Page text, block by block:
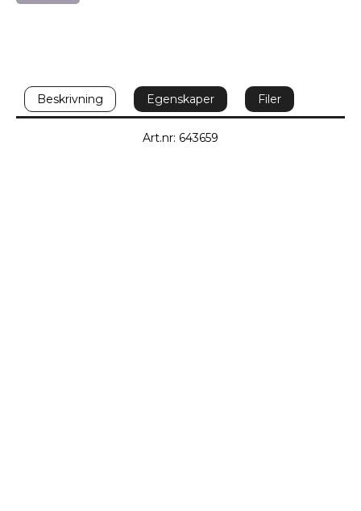
Beskrivning Egenskaper Filer
Art.nr: 643659